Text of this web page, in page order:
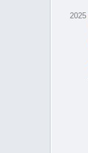
2025